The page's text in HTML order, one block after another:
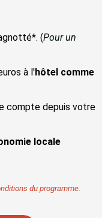
(Pour un
à l'hôtel comme
compte depuis votre
locale
du programme